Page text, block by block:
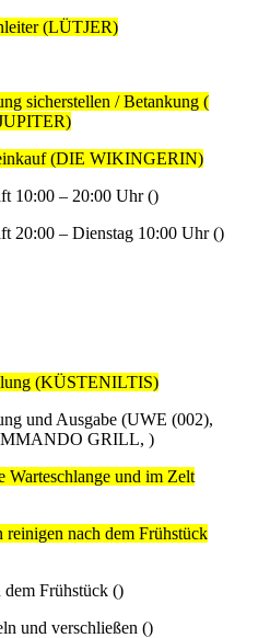
(LÜTJER)
sicherstellen / Betankung (
(DIE WIKINGERIN)
10:00 – 20:00 Uhr ()
20:00 – Dienstag 10:00 Uhr ()
(KÜSTENILTIS)
und Ausgabe (UWE (002),
GRILL, )
und im Zelt
nach dem Frühstück
dem Frühstück ()
und verschließen ()